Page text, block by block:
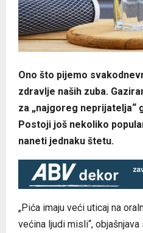
Ono što pijemo
zdravlje naših zuba.
za „najgoreg neprijatelja“
Postoji još nekoliko
naneti jednaku štetu.
„Pića imaju veći uticaj na
većina ljudi misli“,